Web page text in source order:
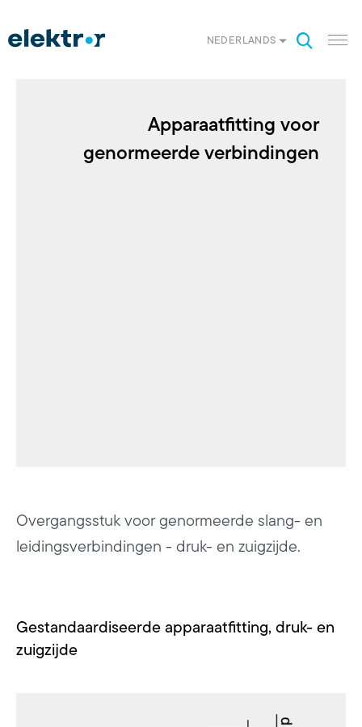
NEDERLANDS
Apparaatfitting voor
genormeerde verbindingen
Overgangsstuk voor genormeerde slang- en
leidingsverbindingen - druk- en zuigzijde.
Gestandaardiseerde apparaatfitting, druk- en
zuigzijde